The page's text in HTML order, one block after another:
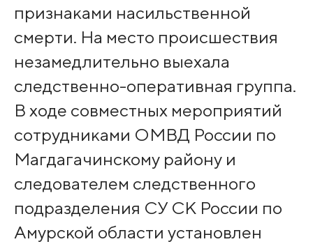
признаками насильственной
смерти. На место происшествия
незамедлительно выехала
следственно-оперативная группа.
В ходе совместных мероприятий
сотрудниками ОМВД России по
Магдагачинскому району и
следователем следственного
подразделения СУ СК России по
Амурской области установлен